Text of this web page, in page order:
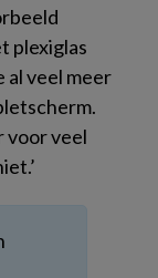
plexiglas
al veel meer
voor veel